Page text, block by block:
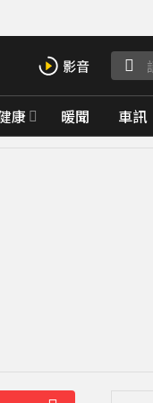
康 暖聞 車訊